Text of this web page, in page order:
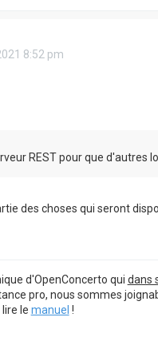
8:52 pm
REST pour que d'autres
des choses qui seront
d'OpenConcerto qui dans
pro, nous sommes
le manuel !